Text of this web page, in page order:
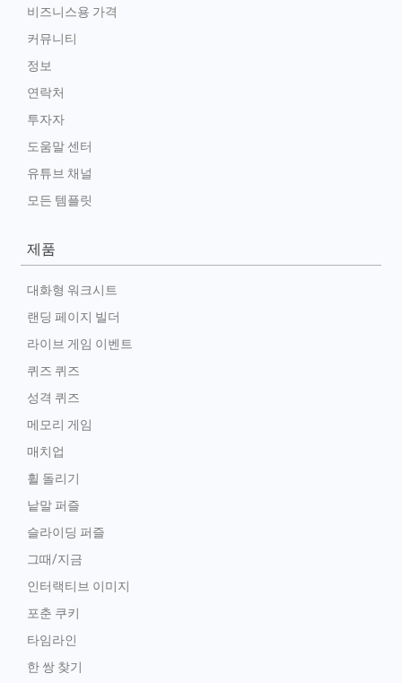
비즈니스용 가격
커뮤니티
정보
연락처
투자자
도움말 센터
유튜브 채널
모든 템플릿
제품
대화형 워크시트
랜딩 페이지 빌더
라이브 게임 이벤트
퀴즈 퀴즈
성격 퀴즈
메모리 게임
매치업
휠 돌리기
낱말 퍼즐
슬라이딩 퍼즐
그때/지금
인터랙티브 이미지
포춘 쿠키
타임라인
한 쌍 찾기